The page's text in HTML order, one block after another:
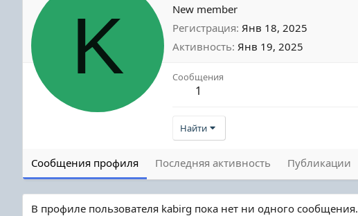
K
New member
Регистрация Янв 18, 2025
Активность Янв 19, 2025
Сообщения
1
Найти
Сообщения профиля Последняя активность Публикации
В профиле пользователя kabirg пока нет ни одного сообщения.